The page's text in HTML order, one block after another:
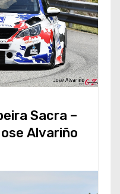
Sacra –
Alvariño